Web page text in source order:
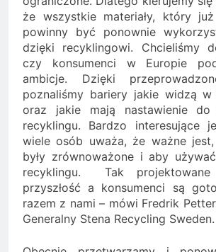
że wszystkie materiały, który
powinny być ponownie
dzięki recyklingowi. Chcieliśmy
czy konsumenci w Europie
ambicje. Dzięki
poznaliśmy bariery jakie widzą
oraz jakie mają nastawienie do
recyklingu. Bardzo interesujące
wiele osób uważa, że ważne
były zrównoważone i aby
recyklingu. Tak
przyszłość a konsumenci są
razem z nami – mówi Fredrik
Generalny Stena Recycling Sweden.